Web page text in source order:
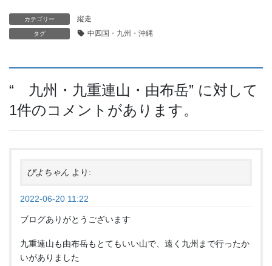
カテゴリー 縦走
タグ 中四国・九州・沖縄
“ 九州・九重連山・由布岳” に対して
1件のコメントがあります。
ぴよちゃん より:
2022-06-20 11:22
ブログありがとうございます
九重連山も由布岳もとてもいい山で、遠く九州まで行ったか
いがありました